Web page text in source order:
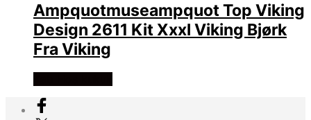
Ampquotmuseampquot Top Viking
Design 2611 Kit Xxxl Viking Bjørk
Fra Viking